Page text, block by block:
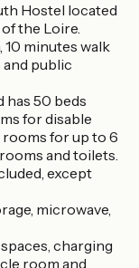
Hostel located
the Loire.
10 minutes walk
and public
has 50 beds
for disable
rooms for up to 6
and toilets.
except
microwave,
charging
room and